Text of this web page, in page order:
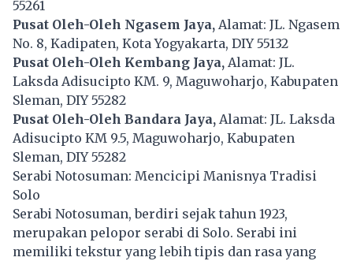
55261
Pusat Oleh-Oleh Ngasem Jaya, Alamat: JL. Ngasem
No. 8, Kadipaten, Kota Yogyakarta, DIY 55132
Pusat Oleh-Oleh Kembang Jaya, Alamat: JL.
Laksda Adisucipto KM. 9, Maguwoharjo, Kabupaten
Sleman, DIY 55282
Pusat Oleh-Oleh Bandara Jaya, Alamat: JL. Laksda
Adisucipto KM 9.5, Maguwoharjo, Kabupaten
Sleman, DIY 55282
Serabi Notosuman: Mencicipi Manisnya Tradisi
Solo
Serabi Notosuman, berdiri sejak tahun 1923,
merupakan pelopor serabi di Solo. Serabi ini
memiliki tekstur yang lebih tipis dan rasa yang